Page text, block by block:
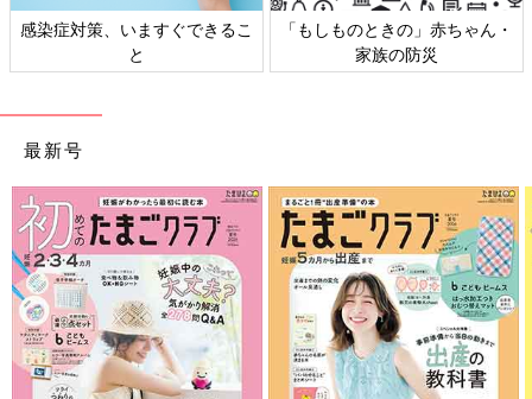
感染症対策、いますぐできるこ
と
「もしものときの」赤ちゃん・
家族の防災
最新号